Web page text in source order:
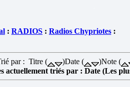
: RADIOS : Radios Chypriotes :
par : Titre ( )Date ( )Note (
actuellement triés par : Date (Les